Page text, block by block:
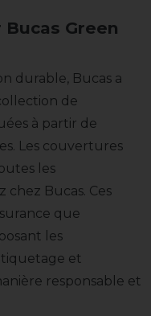
Green
durable, Bucas a
de
à partir de
Les couvertures
les
chez Bucas. Ces
que
les
et
responsable et